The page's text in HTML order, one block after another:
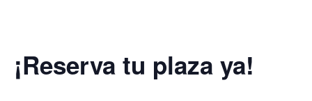
¡Reserva tu plaza ya!